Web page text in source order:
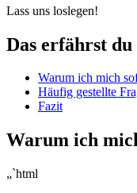
Lass uns ‍loslegen!
Das erfährst
Warum ​ich mich
Häufig gestellte
Fazit
Warum ich
„`html